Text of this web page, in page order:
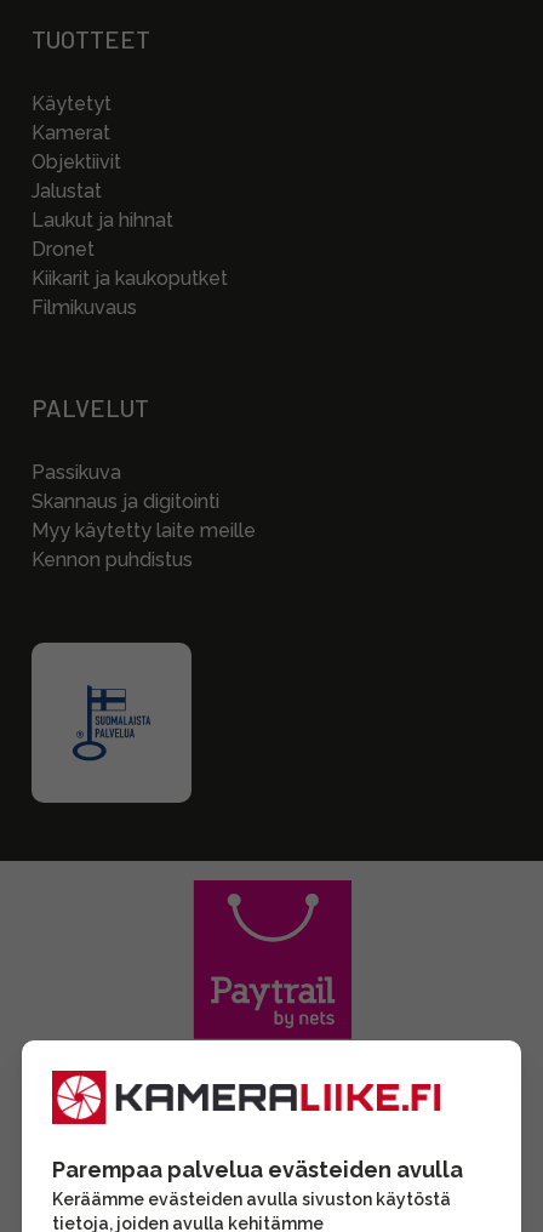
TUOTTEET
Käytetyt
Kamerat
Objektiivit
Jalustat
Laukut ja hihnat
Dronet
Kiikarit ja kaukoputket
Filmikuvaus
PALVELUT
Passikuva
Skannaus ja digitointi
Myy käytetty laite meille
Kennon puhdistus
Parempaa palvelua evästeiden avulla
Keräämme evästeiden avulla sivuston käytöstä
tietoja, joiden avulla kehitämme